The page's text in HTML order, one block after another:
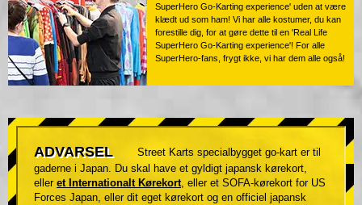
SuperHero Go-Karting experience' uden at være
klædt ud som ham! Vi har alle kostumer, du kan
forestille dig, for at gøre dette til en 'Real Life
SuperHero Go-Karting experience'! For alle
SuperHero-fans, frygt ikke, vi har dem alle også!
ADVARSEL
Street Karts specialbygget go-kart er til
gaderne i Japan. Du skal have et gyldigt japansk kørekort,
eller et Internationalt Kørekort, eller et SOFA-kørekort for US
Forces Japan, eller dit eget kørekort og en officiel japansk